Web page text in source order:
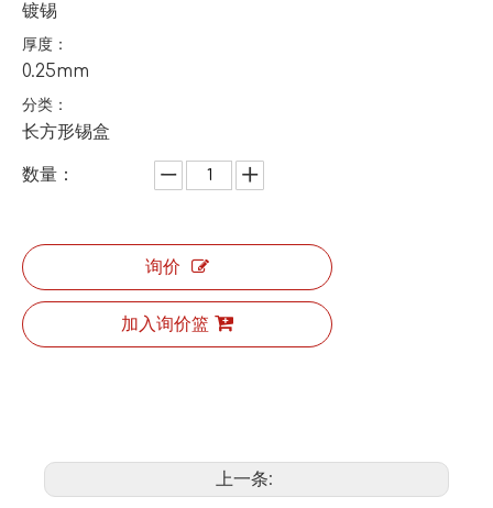
镀锡
厚度：
0.25mm
分类：
长方形锡盒
数量：
询价
加入询价篮
上一条: